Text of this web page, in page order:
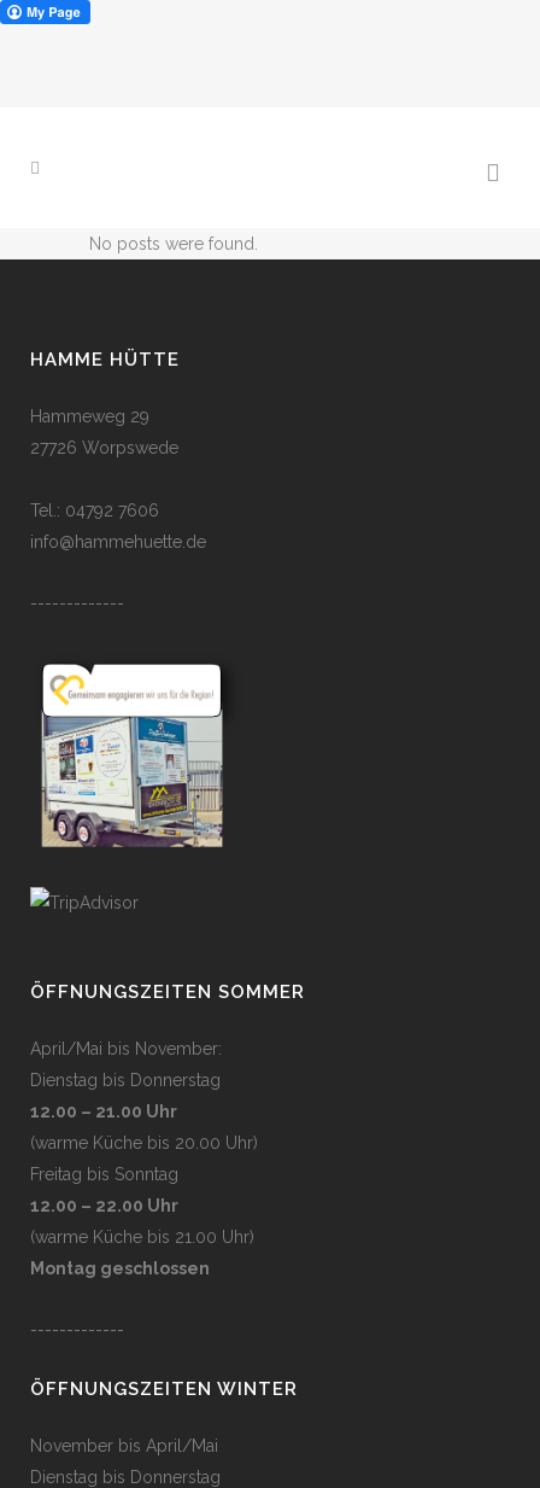
No posts were found.
HAMME HÜTTE
Hammeweg 29
27726 Worpswede
Tel.: 04792 7606
info@hammehuette.de
-------------
ÖFFNUNGSZEITEN SOMMER
April/Mai bis November:
Dienstag bis Donnerstag
12.00 – 21.00 Uhr
(warme Küche bis 20.00 Uhr)
Freitag bis Sonntag
12.00 – 22.00 Uhr
(warme Küche bis 21.00 Uhr)
Montag geschlossen
-------------
ÖFFNUNGSZEITEN WINTER
November bis April/Mai
Dienstag bis Donnerstag